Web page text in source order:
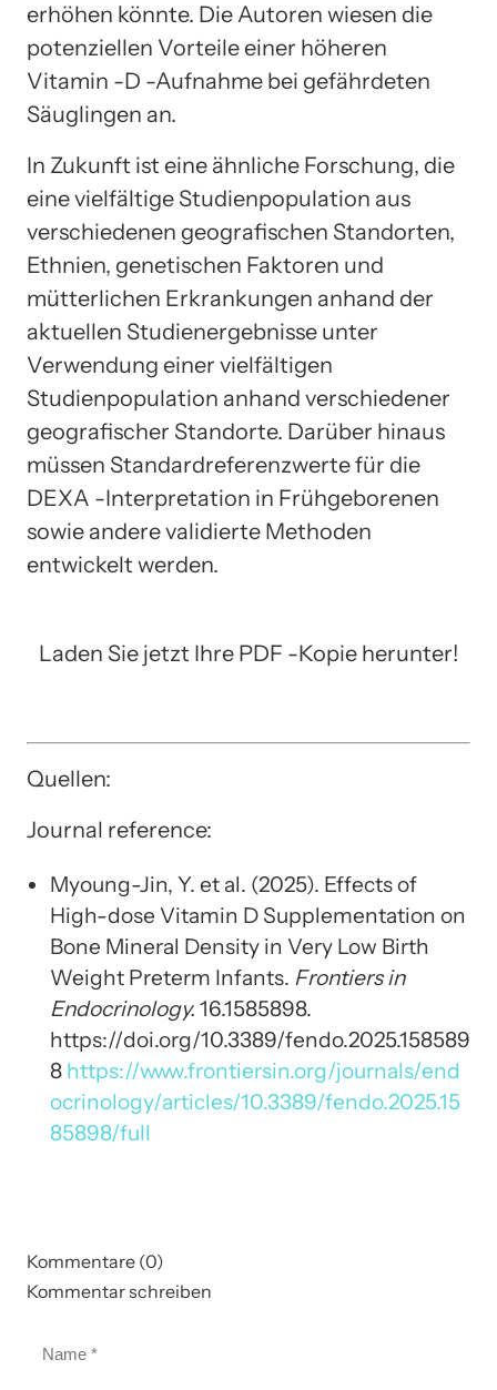
erhöhen könnte. Die Autoren wiesen die
potenziellen Vorteile einer höheren
Vitamin -D -Aufnahme bei gefährdeten
Säuglingen an.
In Zukunft ist eine ähnliche Forschung, die
eine vielfältige Studienpopulation aus
verschiedenen geografischen Standorten,
Ethnien, genetischen Faktoren und
mütterlichen Erkrankungen anhand der
aktuellen Studienergebnisse unter
Verwendung einer vielfältigen
Studienpopulation anhand verschiedener
geografischer Standorte. Darüber hinaus
müssen Standardreferenzwerte für die
DEXA -Interpretation in Frühgeborenen
sowie andere validierte Methoden
entwickelt werden.
Laden Sie jetzt Ihre PDF -Kopie herunter!
Quellen:
Journal reference:
Myoung-Jin, Y. et al. (2025). Effects of
High-dose Vitamin D Supplementation on
Bone Mineral Density in Very Low Birth
Weight Preterm Infants. Frontiers in
Endocrinology. 16.1585898.
https://doi.org/10.3389/fendo.2025.158589
8 https://www.frontiersin.org/journals/end
ocrinology/articles/10.3389/fendo.2025.15
85898/full
Kommentare (0)
Kommentar schreiben